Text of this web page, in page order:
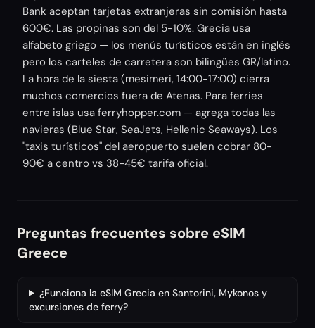
Bank aceptan tarjetas extranjeras sin comisión hasta
600€. Las propinas son del 5-10%. Grecia usa
alfabeto griego — los menús turísticos están en inglés
pero los carteles de carretera son bilingües GR/latino.
La hora de la siesta (mesimeri, 14:00-17:00) cierra
muchos comercios fuera de Atenas. Para ferries
entre islas usa ferryhopper.com — agrega todas las
navieras (Blue Star, SeaJets, Hellenic Seaways). Los
"taxis turísticos" del aeropuerto suelen cobrar 80-
90€ a centro vs 38-45€ tarifa oficial.
Preguntas frecuentes sobre eSIM
Greece
¿Funciona la eSIM Grecia en Santorini, Mykonos y
excursiones de ferry?